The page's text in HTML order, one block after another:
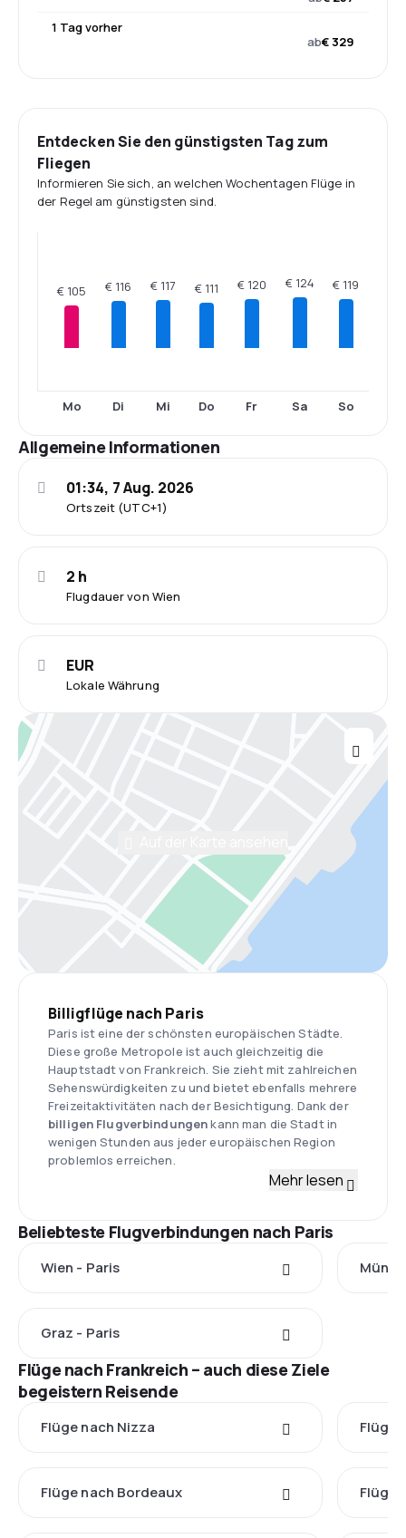
1 Tag vorher
ab€ 329
Entdecken Sie den günstigsten Tag zum
Fliegen
Informieren Sie sich, an welchen Wochentagen Flüge in
der Regel am günstigsten sind.
€ 105
Mo
€ 116
Di
€ 117
Mi
€ 111
Do
€ 120
Fr
€ 124
Sa
€ 119
So
Allgemeine Informationen
Ortszeit (UTC+1)
01:34, 7 Aug. 2026
Flugdauer von Wien
2 h
Lokale Währung
EUR
Billigflüge nach Paris
Paris ist eine der schönsten europäischen Städte.
Diese große Metropole ist auch gleichzeitig die
Hauptstadt von Frankreich. Sie zieht mit zahlreichen
Sehenswürdigkeiten zu und bietet ebenfalls mehrere
Freizeitaktivitäten nach der Besichtigung. Dank der
billigen Flugverbindungenkann man die Stadt in
wenigen Stunden aus jeder europäischen Region
problemlos erreichen.
Mehr lesen
Beliebteste Flugverbindungen nach Paris
Wien - Paris
Graz - Paris
Flüge nach Frankreich – auch diese Ziele
begeistern Reisende
Flüge nach Nizza Flüge
Flüge nach Bordeaux Flüge